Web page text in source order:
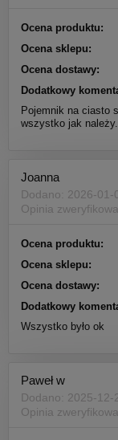
Ocena produktu:
Ocena sklepu:
Ocena dostawy:
Dodatkowy
Pojemnik na ciasto
wszystko jak należy.
Joanna
Dodano: 2026-01-
Opinia
Ocena produktu:
Ocena sklepu:
Ocena dostawy:
Dodatkowy
Wszystko było ok
Paweł w
Dodano: 2025-12-
Opinia